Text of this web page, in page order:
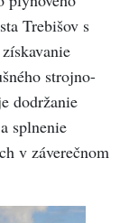
Trebišov s
strojno-
dodržanie
splnenie
v záverečnom